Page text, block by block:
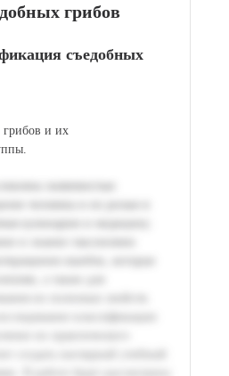
грибов
съедобных
грибов и их